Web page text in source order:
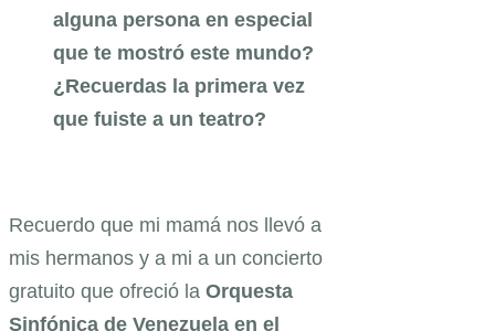
alguna persona en especial
que te mostró este mundo?
¿Recuerdas la primera vez
que fuiste a un teatro?
Recuerdo que mi mamá nos llevó a
mis hermanos y a mi a un concierto
gratuito que ofreció la Orquesta
Sinfónica de Venezuela en el